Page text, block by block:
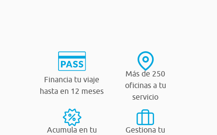
Financia tu viaje
hasta en 12 meses
Más de 250
oficinas a tu
servicio
Acumula en tu
Gestiona tu